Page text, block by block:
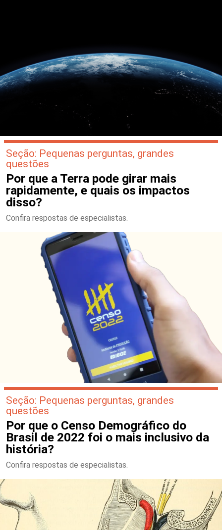
Seção: Pequenas perguntas, grandes
questões
Por que a Terra pode girar mais
rapidamente, e quais os impactos
disso?
Confira respostas de especialistas.
Seção: Pequenas perguntas, grandes
questões
Por que o Censo Demográfico do
Brasil de 2022 foi o mais inclusivo da
história?
Confira respostas de especialistas.